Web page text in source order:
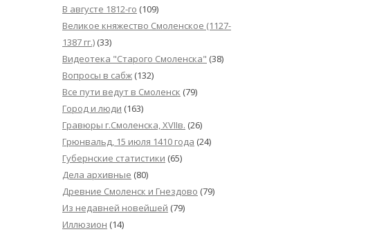
В августе 1812-го (109)
Великое княжество Смоленское (1127-
1387 гг.) (33)
Видеотека "Cтарого Смоленска" (38)
Вопросы в сабж (132)
Все пути ведут в Смоленск (79)
Город и люди (163)
Гравюры г.Смоленска, XVIIв. (26)
Грюнвальд, 15 июля 1410 года (24)
Губернские статистики (65)
Дела архивные (80)
Древние Смоленск и Гнездово (79)
Из недавней новейшей (79)
Иллюзион (14)